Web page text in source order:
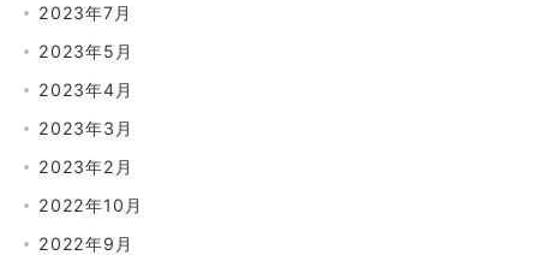
2023年7月
2023年5月
2023年4月
2023年3月
2023年2月
2022年10月
2022年9月